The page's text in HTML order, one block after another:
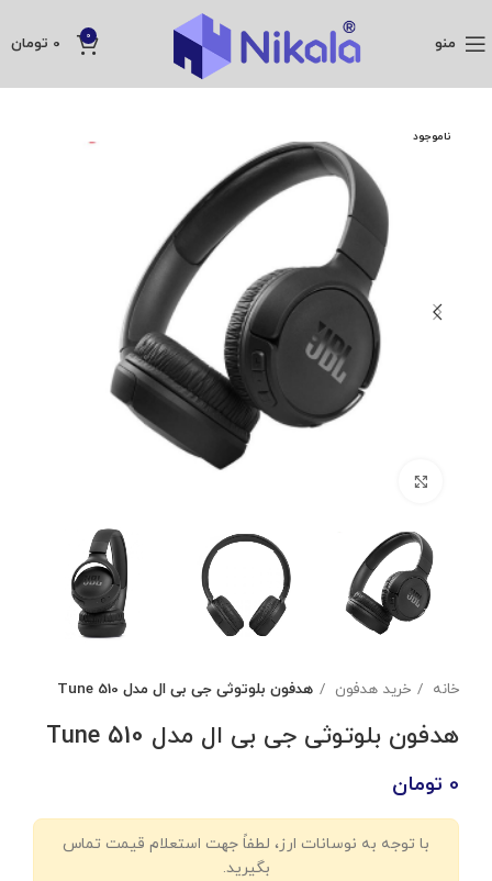
منو 0
0 تومان
ناموجود
خانه خرید هدفون هدفون بلوتوثی جی بی ال مدل Tune 510
هدفون بلوتوثی جی بی ال مدل Tune 510
0 تومان
با توجه به نوسانات ارز، لطفاً جهت استعلام قیمت تماس
بگیرید.